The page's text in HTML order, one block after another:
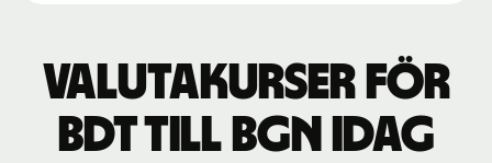
Valutakurser för
BDT till BGN idag